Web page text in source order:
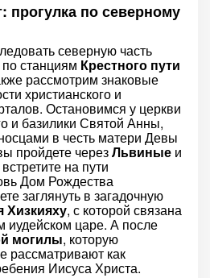
по северному
северную часть
станциям Крестного пути
рассмотрим знаковые
христианского и
Остановимся у церкви
и базилики Святой Анны,
в честь матери Девы
пройдете черезЛьвиные и
встретите на пути
Дом Рождества
заглянуть в загадочную
Хизкияху, с которой связана
иудейском царе. А после
могилы, которую
рассматривают как
Иисуса Христа.